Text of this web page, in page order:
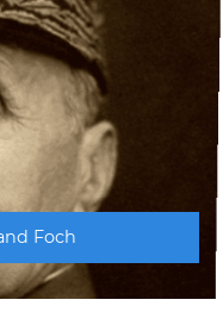
Foch